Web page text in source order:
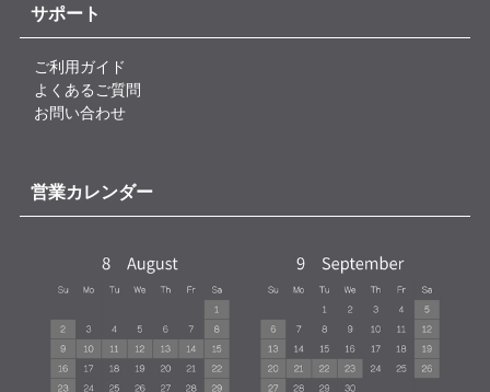
サポート
ご利用ガイド
よくあるご質問
お問い合わせ
営業カレンダー